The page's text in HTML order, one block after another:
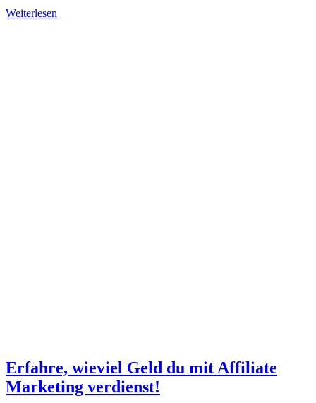
Weiterlesen
Erfahre, wieviel Geld du mit Affiliate
Marketing verdienst!